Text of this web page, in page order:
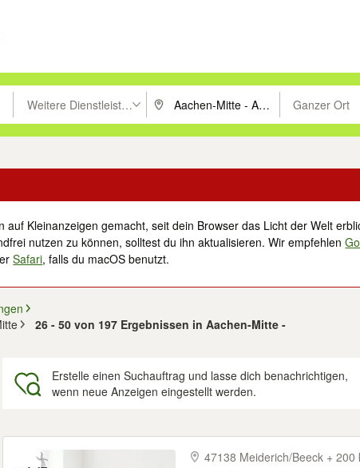
um zu suchen, oder Vorschläge mit den Pfeiltasten nach oben/
Weitere Dienstleistungen PLZ oder Ort eingeben. Eingabetaste
Ganzer Ort
Suche im
auf Kleinanzeigen gemacht, seit dein Browser das Licht der Welt
nutzen zu können, solltest du ihn aktualisieren. Wir empfehlen
Safari, falls du macOS benutzt.
26 - 50 von 197 Ergebnissen in Aachen-Mitte -
Erstelle einen Suchauftrag und lasse dich benachrichtigen,
wenn neue Anzeigen eingestellt werden.
47138 Meiderich/​Beeck + 200